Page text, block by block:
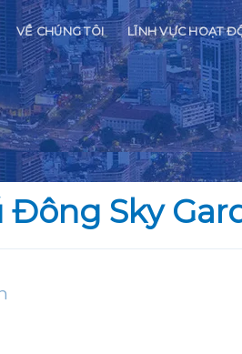
VỀ CHÚNG TÔI LĨNH VỰC HOẠT
Sky